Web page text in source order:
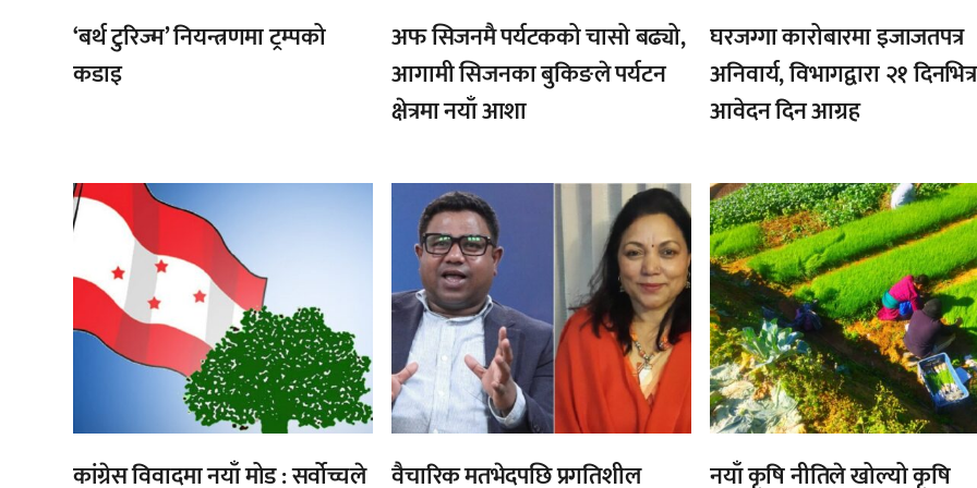
‘बर्थ टुरिज्म’ नियन्त्रणमा ट्रम्पको
कडाइ
अफ सिजनमै पर्यटकको चासो बढ्यो,
आगामी सिजनका बुकिङले पर्यटन
क्षेत्रमा नयाँ आशा
घरजग्गा कारोबारमा इजाजतपत्र
अनिवार्य, विभागद्वारा २१ दिनभित्र
आवेदन दिन आग्रह
,
कांग्रेस विवादमा नयाँ मोड : सर्वोच्चले वैचारिक मतभेदपछि प्रगतिशील
,
नयाँ कृषि नीतिले खोल्यो कृषि